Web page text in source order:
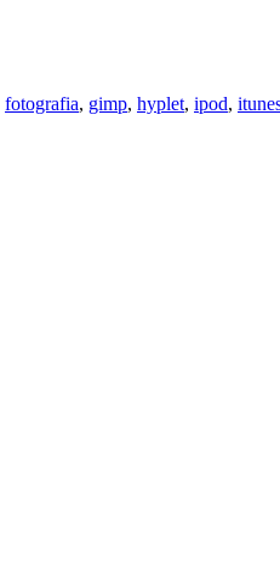
fotografia, gimp, hyplet, ipod,